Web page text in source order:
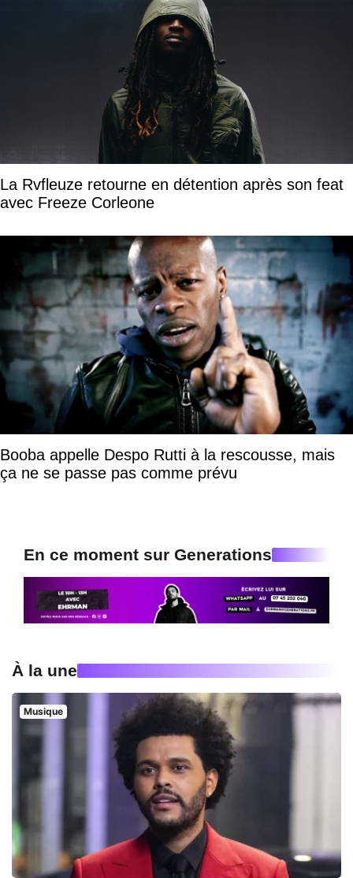
La Rvfleuze retourne en détention après son feat
avec Freeze Corleone
Booba appelle Despo Rutti à la rescousse, mais
ça ne se passe pas comme prévu
En ce moment sur Generations
À la une
Musique